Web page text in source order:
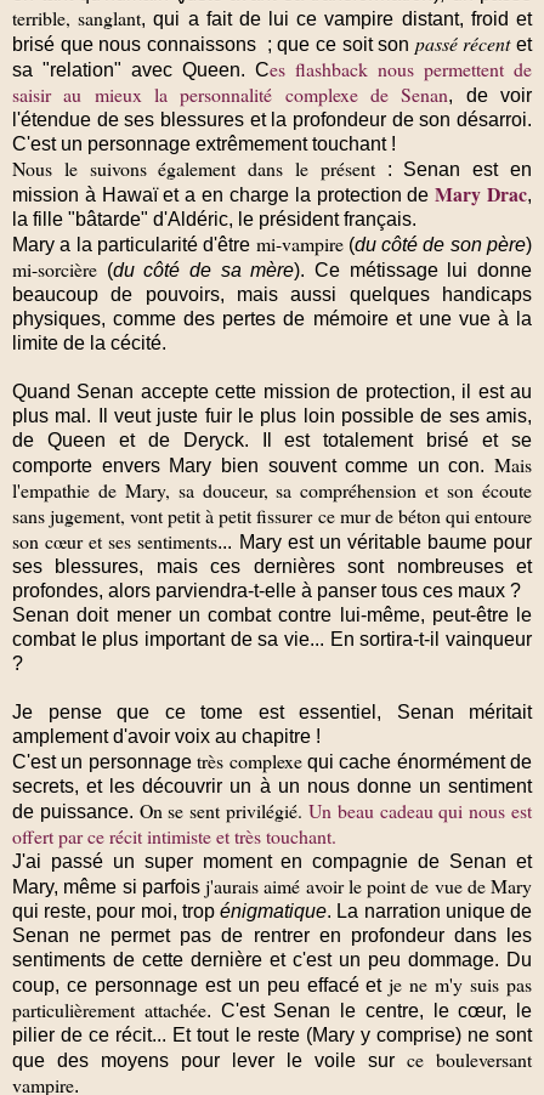
terrible, sanglant, qui a fait de lui ce vampire distant, froid et
brisé que nous connaissons ; que ce soit son passé récentet
sa "relation" avec Queen. Ces flashback nous permettent de
saisir au mieux la personnalité complexe de Senan, de voir
l'étendue de ses blessures et la profondeur de son désarroi.
C'est un personnage extrêmement touchant !
Nous le suivons également dans le présent: Senan est en
mission à Hawaï et a en charge la protection deMary Drac,
la fille "bâtarde" d'Aldéric, le président français.
Mary a la particularité d'être mi-vampire(du côté de son père)
mi-sorcière (du côté de sa mère). Ce métissage lui donne
beaucoup de pouvoirs, mais aussi quelques handicaps
physiques, comme des pertes de mémoire et une vue à la
limite de la cécité.
Quand Senan accepte cette mission de protection, il est au
plus mal. Il veut juste fuir le plus loin possible de ses amis,
de Queen et de Deryck. Il est totalement brisé et se
comporte envers Mary bien souvent comme un con. Mais
l'empathie de Mary, sa douceur, sa compréhension et son écoute
sans jugement, vont petit à petit fissurer ce mur de béton qui entoure
son cœur et ses sentiments... Mary est un véritable baume pour
ses blessures, mais ces dernières sont nombreuses et
profondes, alors parviendra-t-elle à panser tous ces maux ?
Senan doit mener un combat contre lui-même, peut-être le
combat le plus important de sa vie... En sortira-t-il vainqueur
?
Je pense que ce tome est essentiel, Senan méritait
amplement d'avoir voix au chapitre !
C'est un personnagetrès complexequi cache énormément de
secrets, et les découvrir un à un nous donne un sentiment
de puissance. On se sent privilégié. Un beau cadeau qui nous est
offert par ce récit intimiste et très touchant.
J'ai passé un super moment en compagnie de Senan et
Mary, même si parfoisj'aurais aimé avoir le point de vue de Mary
qui reste, pour moi, tropénigmatique. La narration unique de
Senan ne permet pas de rentrer en profondeur dans les
sentiments de cette dernière et c'est un peu dommage. Du
coup, ce personnage est un peu effacé etje ne m'y suis pas
particulièrement attachée. C'est Senan le centre, le cœur, le
pilier de ce récit... Et tout le reste (Mary y comprise) ne sont
que des moyens pour lever le voile sur ce bouleversant
vampire.